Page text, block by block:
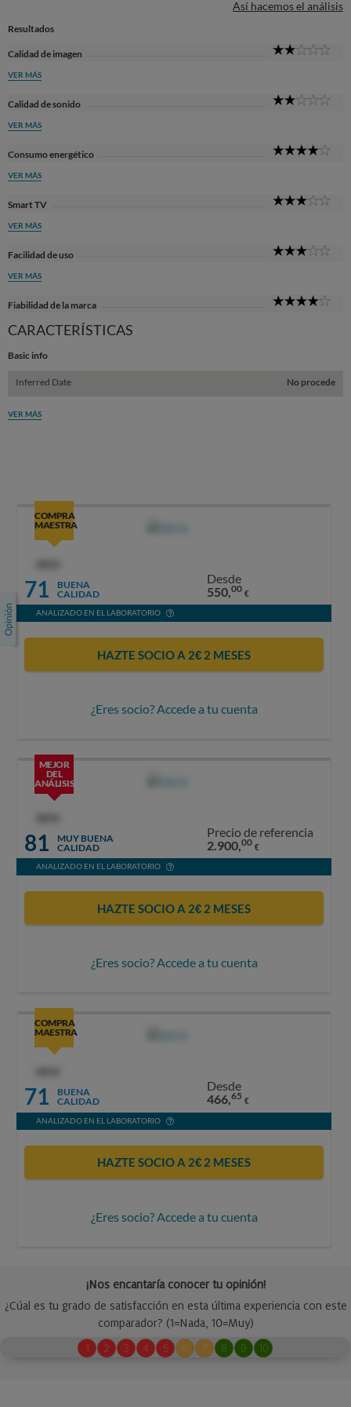
Así hacemos el análisis
Resultados
Calidad de imagen
VER MÁS
Calidad de sonido
VER MÁS
Consumo energético
VER MÁS
Smart TV
VER MÁS
Facilidad de uso
VER MÁS
Fiabilidad de la marca
CARACTERÍSTICAS
Basic info
Inferred Date No procede
VER MÁS
COMPRA
MAESTRA
71
BUENA
CALIDAD
Desde
550,00 €
ANALIZADO EN EL LABORATORIO
HAZTE SOCIO A 2€ 2 MESES
¿Eres socio? Accede a tu cuenta
MEJOR
DEL
ANÁLISIS
81
MUY BUENA
CALIDAD
Precio de referencia
2.900,00 €
ANALIZADO EN EL LABORATORIO
HAZTE SOCIO A 2€ 2 MESES
¿Eres socio? Accede a tu cuenta
COMPRA
MAESTRA
71
BUENA
CALIDAD
Desde
466,65 €
ANALIZADO EN EL LABORATORIO
HAZTE SOCIO A 2€ 2 MESES
¿Eres socio? Accede a tu cuenta